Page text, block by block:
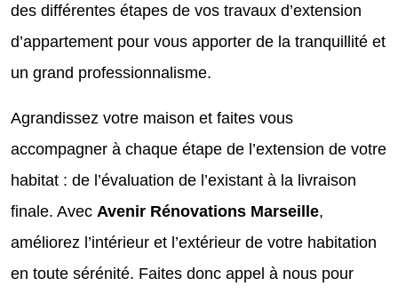
des différentes étapes de vos travaux d’extension
d’appartement pour vous apporter de la tranquillité et
un grand professionnalisme.
Agrandissez votre maison et faites vous
accompagner à chaque étape de l’extension de votre
habitat : de l’évaluation de l’existant à la livraison
finale. Avec Avenir Rénovations Marseille,
améliorez l’intérieur et l’extérieur de votre habitation
en toute sérénité. Faites donc appel à nous pour